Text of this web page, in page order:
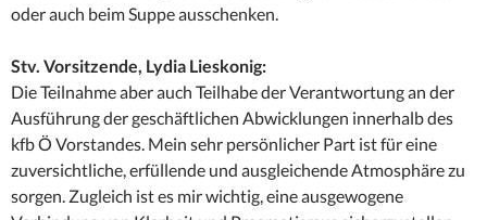
oder auch beim Suppe ausschenken.
Stv. Vorsitzende, Lydia Lieskonig:
Die Teilnahme aber auch Teilhabe der Verantwortung an der
Ausführung der geschäftlichen Abwicklungen innerhalb des
kfb Ö Vorstandes. Mein sehr persönlicher Part ist für eine
zuversichtliche, erfüllende und ausgleichende Atmosphäre zu
sorgen. Zugleich ist es mir wichtig, eine ausgewogene